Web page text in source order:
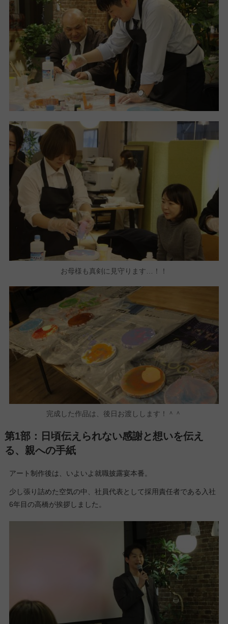
お母様も真剣に見守ります…！！
完成した作品は、後日お渡しします！＾＾
第1部：日頃伝えられない感謝と想いを伝え
る、親への手紙
アート制作後は、いよいよ就職披露宴本番。
少し張り詰めた空気の中、社員代表として採用責任者である入社
6年目の高橋が挨拶しました。